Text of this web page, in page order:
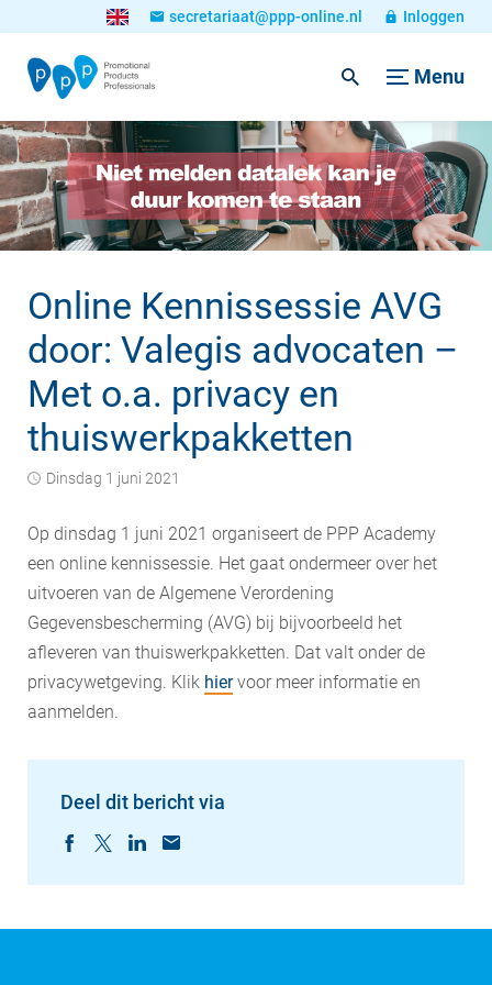
secretariaat@ppp-online.nl Inloggen
Menu
Online Kennissessie AVG
door: Valegis advocaten –
Met o.a. privacy en
thuiswerkpakketten
dinsdag 1 juni 2021
Op dinsdag 1 juni 2021 organiseert de PPP Academy
een online kennissessie. Het gaat ondermeer over het
uitvoeren van de Algemene Verordening
Gegevensbescherming (AVG) bij bijvoorbeeld het
afleveren van thuiswerkpakketten. Dat valt onder de
privacywetgeving. Klik hiervoor meer informatie en
aanmelden.
Deel dit bericht via